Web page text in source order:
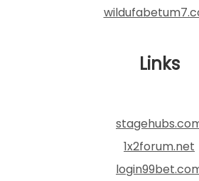
Links
1x2forum.net